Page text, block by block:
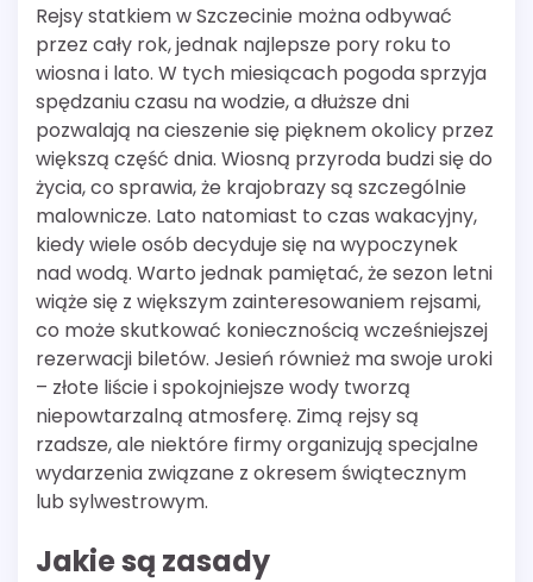
Rejsy statkiem w Szczecinie można odbywać
przez cały rok, jednak najlepsze pory roku to
wiosna i lato. W tych miesiącach pogoda sprzyja
spędzaniu czasu na wodzie, a dłuższe dni
pozwalają na cieszenie się pięknem okolicy przez
większą część dnia. Wiosną przyroda budzi się do
życia, co sprawia, że krajobrazy są szczególnie
malownicze. Lato natomiast to czas wakacyjny,
kiedy wiele osób decyduje się na wypoczynek
nad wodą. Warto jednak pamiętać, że sezon letni
wiąże się z większym zainteresowaniem rejsami,
co może skutkować koniecznością wcześniejszej
rezerwacji biletów. Jesień również ma swoje uroki
– złote liście i spokojniejsze wody tworzą
niepowtarzalną atmosferę. Zimą rejsy są
rzadsze, ale niektóre firmy organizują specjalne
wydarzenia związane z okresem świątecznym
lub sylwestrowym.
Jakie są zasady